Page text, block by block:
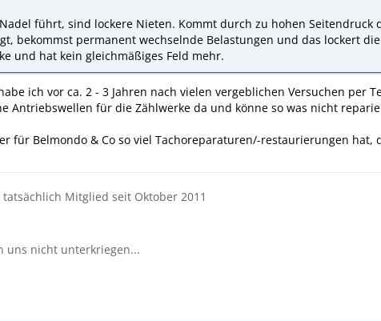
führt, sind lockere Nieten. Kommt durch zu hohen
bekommst permanent wechselnde Belastungen und das lockert
und hat kein gleichmäßiges Feld mehr.
ich vor ca. 2 - 3 Jahren nach vielen vergeblichen Versuchen
Antriebswellen für die Zählwerke da und könne so was nicht
für Belmondo & Co so viel Tachoreparaturen/-restaurierungen hat,
Mitglied seit Oktober 2011
uns nicht unterkriegen...